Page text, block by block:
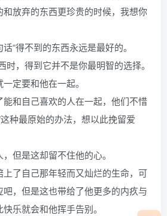
放弃的东西更珍贵的时候，我想你
“得不到的东西永远是最好的。
时，得到它并不是你最明智的选择。
定要和他在一起。
和自己喜欢的人在一起，他们不惜
种最原始的办法，想以此挽留爱
但是这却留不住他的心。
了自己那年轻而又灿烂的生命，可
，但是这也带给了他更多的内疚与
乐就会和他挥手告别。